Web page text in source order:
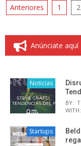
Paginación
entradas
Anteriores 1 2
Anúnciate aquí
Noticias
BY:
WITH:
Startups